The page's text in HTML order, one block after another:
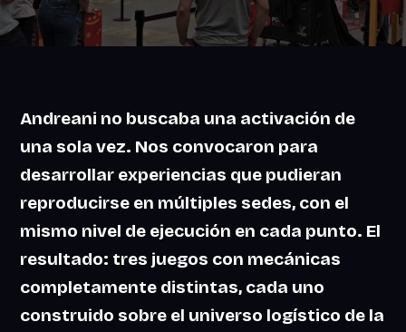
Andreani no buscaba una activación de
una sola vez. Nos convocaron para
desarrollar experiencias que pudieran
reproducirse en múltiples sedes, con el
mismo nivel de ejecución en cada punto. El
resultado: tres juegos con mecánicas
completamente distintas, cada uno
construido sobre el universo logístico de la